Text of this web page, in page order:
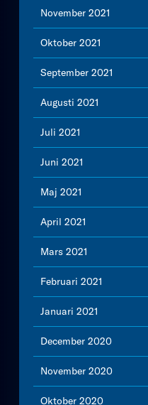
November 2021
Oktober 2021
September 2021
Augusti 2021
Juli 2021
Juni 2021
Maj 2021
April 2021
Mars 2021
Februari 2021
Januari 2021
December 2020
November 2020
Oktober 2020